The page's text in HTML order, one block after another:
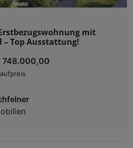
mit
– Top Ausstattung!
748.000,00